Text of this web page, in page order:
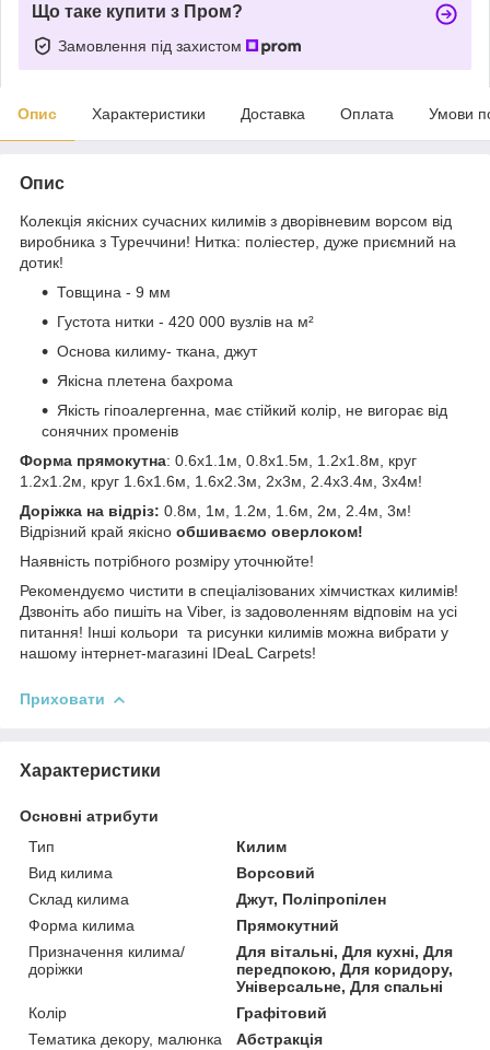
Що таке купити з Пром?
Замовлення під захистом
Опис Характеристики Доставка Оплата Умови
Опис
Колекція якісних сучасних килимів з дворівневим ворсом від
виробника з Туреччини! Нитка: поліестер, дуже приємний на
дотик!
Товщина - 9 мм
Густота нитки - 420 000 вузлів на м²
Основа килиму- ткана, джут
Якісна плетена бахрома
Якість гіпоалергенна, має стійкий колір, не вигорає від
сонячних променів
Форма прямокутна: 0.6х1.1м, 0.8х1.5м, 1.2х1.8м, круг
1.2х1.2м, круг 1.6х1.6м, 1.6х2.3м, 2х3м, 2.4х3.4м, 3х4м!
Доріжка на відріз: 0.8м, 1м, 1.2м, 1.6м, 2м, 2.4м, 3м!
Відрізний край якісно обшиваємо оверлоком!
Наявність потрібного розміру уточнюйте!
Рекомендуємо чистити в спеціалізованих хімчистках килимів!
Дзвоніть або пишіть на Viber, із задоволенням відповім на усі
питання! Інші кольори та рисунки килимів можна вибрати у
нашому інтернет-магазині IDeaL Carpets!
Приховати
Характеристики
Основні атрибути
Тип
Килим
Вид килима
Ворсовий
Склад килима
Джут, Поліпропілен
Форма килима
Прямокутний
Призначення килима/
доріжки
Для вітальні, Для кухні, Для
передпокою, Для коридору,
Універсальне, Для спальні
Колір
Графітовий
Тематика декору, малюнка
Абстракція